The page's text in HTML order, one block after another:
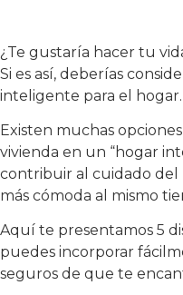
¿Te gustaría hacer tu
Si es así, deberías
inteligente para el hogar.
Existen muchas
vivienda en un “hogar
contribuir al cuidado del
más cómoda al mismo
Aquí te presentamos 5
puedes incorporar
seguros de que te